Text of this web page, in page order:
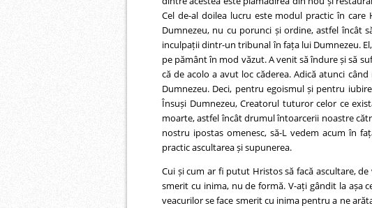
Cel de-al doilea lucru este modul practic în
Dumnezeu, nu cu porunci și ordine, astfel încât
inculpații dintr-un tribunal în fața lui Dumnezeu.
pe pământ în mod văzut. A venit să îndure și să
că de acolo a avut loc căderea. Adică atunci
Dumnezeu. Deci, pentru egoismul și pentru
Însuși Dumnezeu, Creatorul tuturor celor ce
moarte, astfel încât drumul întoarcerii noastre
nostru ipostas omenesc, să-L vedem acum în
practic ascultarea și supunerea.
Cui și cum ar fi putut Hristos să facă ascultare,
smerit cu inima, nu de formă. V-ați gândit la așa
veacurilor se face smerit cu inima pentru a ne